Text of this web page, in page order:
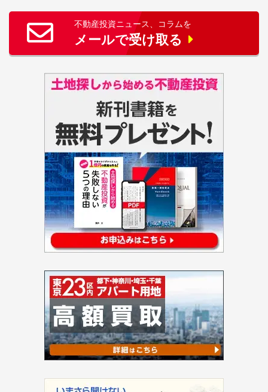
不動産投資ニュース、コラムを
メールで受け取る